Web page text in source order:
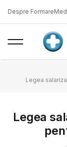
Despre
Legea
Legea